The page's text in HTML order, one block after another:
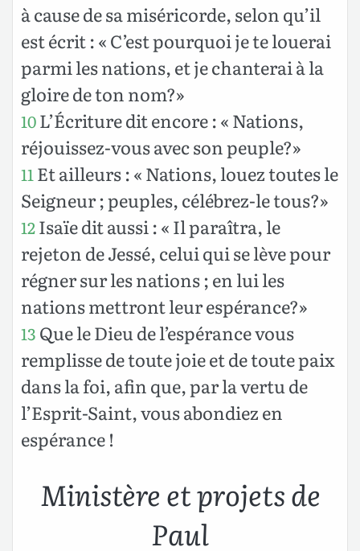
à cause de sa miséricorde, selon qu’il
est écrit : « C’est pourquoi je te louerai
parmi les nations, et je chanterai à la
gloire de ton nom?»
10L’Écriture dit encore : « Nations,
réjouissez-vous avec son peuple?»
11 Et ailleurs : « Nations, louez toutes le
Seigneur ; peuples, célébrez-le tous?»
12Isaïe dit aussi : « Il paraîtra, le
rejeton de Jessé, celui qui se lève pour
régner sur les nations ; en lui les
nations mettront leur espérance?»
13 Que le Dieu de l’espérance vous
remplisse de toute joie et de toute paix
dans la foi, afin que, par la vertu de
l’Esprit-Saint, vous abondiez en
espérance !
Ministère et projets de
Paul